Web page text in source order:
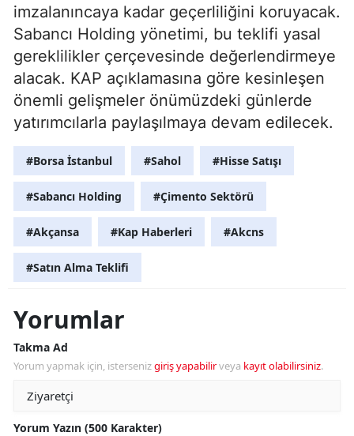
imzalanıncaya kadar geçerliliğini koruyacak.
Sabancı Holding yönetimi, bu teklifi yasal
gereklilikler çerçevesinde değerlendirmeye
alacak. KAP açıklamasına göre kesinleşen
önemli gelişmeler önümüzdeki günlerde
yatırımcılarla paylaşılmaya devam edilecek.
#Borsa İstanbul #Sahol #Hisse Satışı
#Sabancı Holding #Çimento Sektörü
#Akçansa #Kap Haberleri #Akcns
#Satın Alma Teklifi
Yorumlar
Takma Ad
Yorum yapmak için, istersenizgiriş yapabilirveya kayıt olabilirsiniz.
Yorum Yazın (500 Karakter)